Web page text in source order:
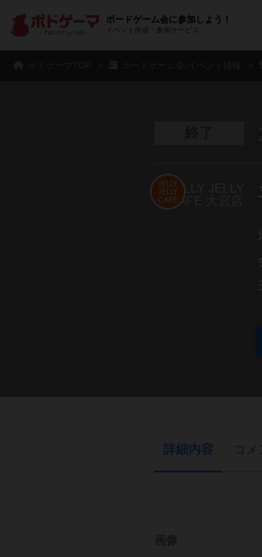
ボードゲーム会に参加しよう！
イベント作成・参加サービス
詳細内容